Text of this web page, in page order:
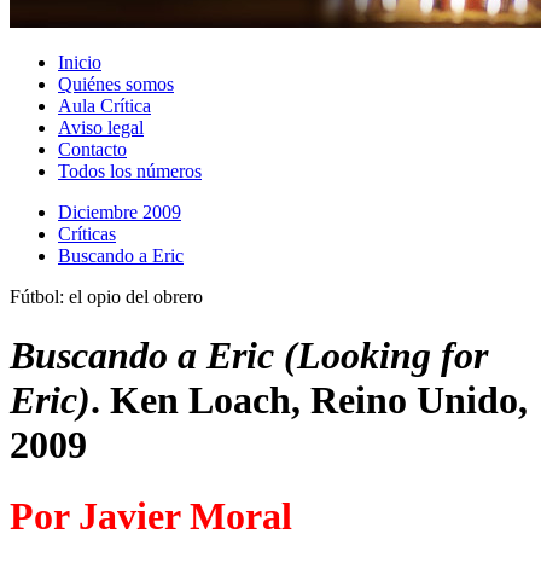
Inicio
Quiénes somos
Aula Crítica
Aviso legal
Contacto
Todos los números
Diciembre 2009
Crí­ticas
Buscando a Eric
Fútbol: el opio del obrero
Buscando a Eric (Looking for
Eric). Ken Loach, Reino Unido,
2009
Por Javier Moral